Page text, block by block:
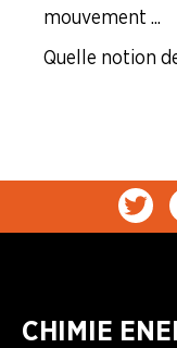
mouvement ...
Quelle notion
CHIMIE